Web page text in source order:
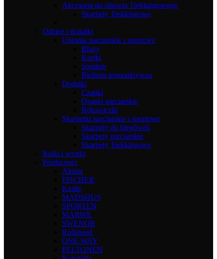
Akcesoria do obuwia Trekkingowego
Skarpety Trekkingowe
Odzież i dodatki
Ubrania narciarskie i sportowe
Bluzy
Kurtki
Spodnie
Bielizna termoaktywna
Dodatki
Czapki
Opaski narciarskie
Rękawiczki
Skarpetki narciarskie i sportowe
Skarpety do biegówek
Skarpety narciarskie
Skarpety Trekkingowe
Rolki i wrotki
Producenci
Alpina
FISCHER
Kastle
MADSHUS
SPORTEN
MARWE
SWENOR
Rollspeed
ONE WAY
PELTONEN